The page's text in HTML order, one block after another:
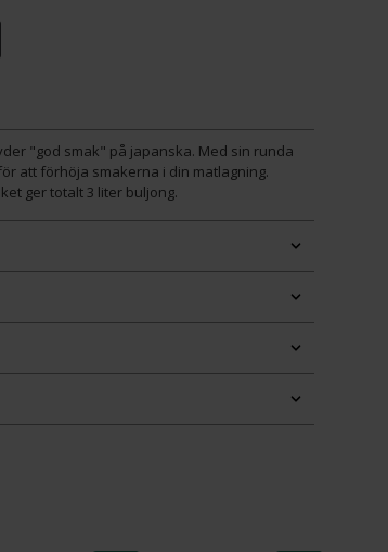
"god smak" på japanska. Med sin runda
att förhöja smakerna i din matlagning.
ger totalt 3 liter buljong.